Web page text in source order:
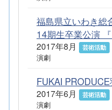
福島県立いわき総
14期生卒業公演 『
2017年8月 芸術活動
演劇
FUKAI PRODUCE
2017年6月 芸術活動
演劇